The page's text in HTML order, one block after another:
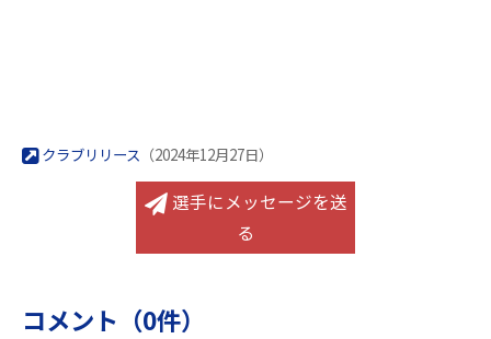
クラブリリース （2024年12月27日）
選手にメッセージを送
る
コメント（0件）